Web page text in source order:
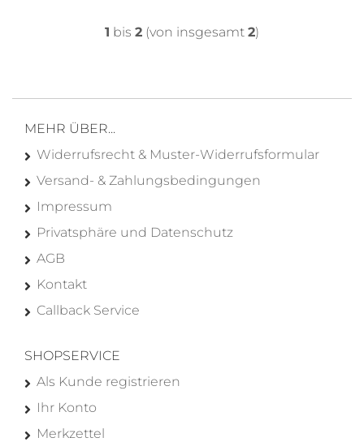
1 bis 2 (von insgesamt 2)
MEHR ÜBER...
Widerrufsrecht & Muster-Widerrufsformular
Versand- & Zahlungsbedingungen
Impressum
Privatsphäre und Datenschutz
AGB
Kontakt
Callback Service
SHOPSERVICE
Als Kunde registrieren
Ihr Konto
Merkzettel